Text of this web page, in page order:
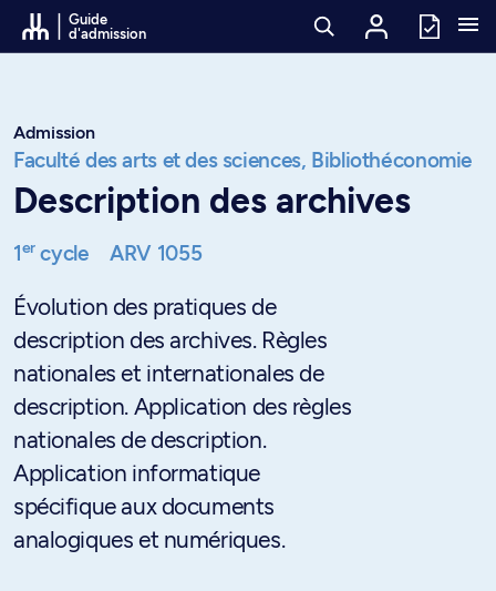
Passer au contenu
Guide
d'admission
Admission
Faculté des arts et des sciences, Bibliothéconomie
Description des archives
1ercycle ARV 1055
Évolution des pratiques de
description des archives. Règles
nationales et internationales de
description. Application des règles
nationales de description.
Application informatique
spécifique aux documents
analogiques et numériques.